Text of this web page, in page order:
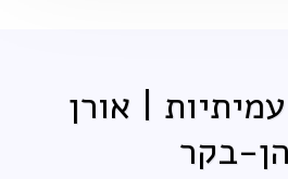
| אורן
בקר